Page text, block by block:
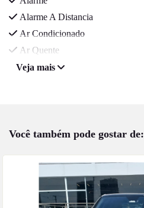
Alarme A Distancia
Ar Condicionado
Ar Quente
Veja mais
Você também pode gostar de: